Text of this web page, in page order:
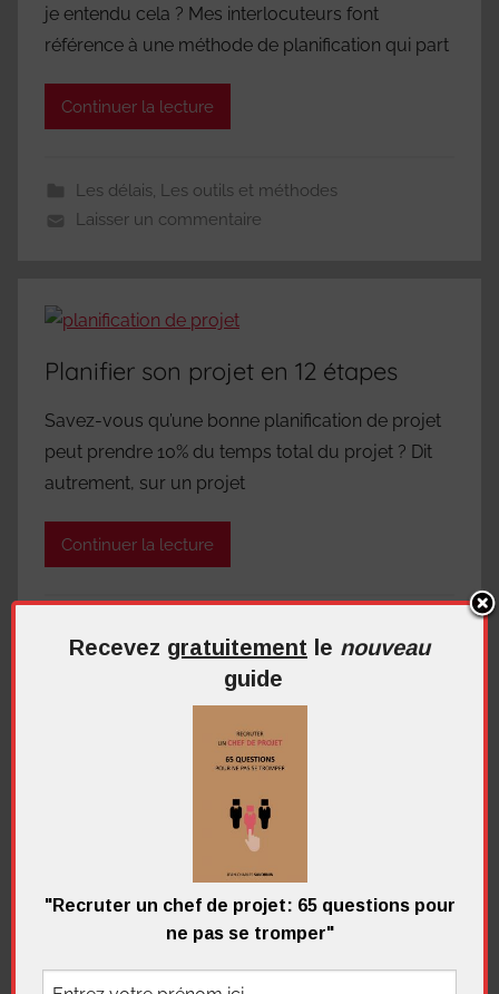
je entendu cela ? Mes interlocuteurs font
référence à une méthode de planification qui part
Continuer la lecture
Les délais, Les outils et méthodes
Laisser un commentaire
Planifier son projet en 12 étapes
Savez-vous qu’une bonne planification de projet
peut prendre 10% du temps total du projet ? Dit
autrement, sur un projet
Continuer la lecture
5 commentaires
Construire l’organigramme des
(OT, ou Work Breakdown Structure – WBS – en
Recevez gratuitement le nouveau
guide
"Recruter un chef de projet: 65 questions pour
ne pas se tromper"